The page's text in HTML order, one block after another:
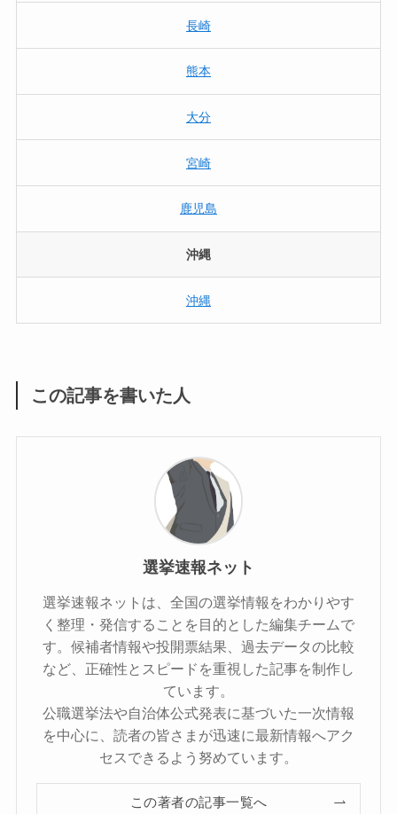
長崎
熊本
大分
宮崎
鹿児島
沖縄
沖縄
この記事を書いた人
選挙速報ネット
選挙速報ネットは、全国の選挙情報をわかりやす
く整理・発信することを目的とした編集チームで
す。候補者情報や投開票結果、過去データの比較
など、正確性とスピードを重視した記事を制作し
ています。
公職選挙法や自治体公式発表に基づいた一次情報
を中心に、読者の皆さまが迅速に最新情報へアク
セスできるよう努めています。
この著者の記事一覧へ